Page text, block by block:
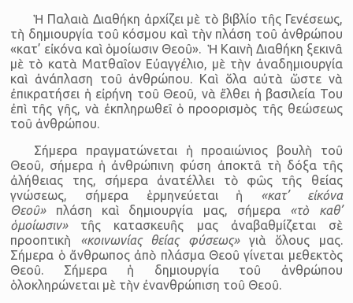
Ἡ Παλαιὰ Διαθήκη ἀρχίζει μὲ τὸ βιβλίο τῆς Γενέσεως,
τὴ δημιουργία τοῦ κόσμου καὶ τὴν πλάση τοῦ ἀνθρώπου
«κατ’ εἰκόνα καὶ ὁμοίωσιν Θεοῦ». Ἡ Καινὴ Διαθήκη ξεκινᾶ
μὲ τὸ κατὰ Ματθαῖον Εὐαγγέλιο, μὲ τὴν ἀναδημιουργία
καὶ ἀνάπλαση τοῦ ἀνθρώπου. Καὶ ὅλα αὐτὰ ὥστε νὰ
ἐπικρατήσει ἡ εἰρήνη τοῦ Θεοῦ, νὰ ἔλθει ἡ βασιλεία Του
ἐπὶ τῆς γῆς, νὰ ἐκπληρωθεῖ ὁ προορισμὸς τῆς θεώσεως
τοῦ ἀνθρώπου.
Σήμερα πραγματώνεται ἡ προαιώνιος βουλὴ τοῦ
Θεοῦ, σήμερα ἡ ἀνθρώπινη φύση ἀποκτᾶ τὴ δόξα τῆς
ἀλήθειας της, σήμερα ἀνατέλλει τὸ φῶς τῆς θείας
γνώσεως, σήμερα ἑρμηνεύεται ἡ «κατ’ εἰκόνα
Θεοῦ»πλάση καὶ δημιουργία μας, σήμερα «τὸ καθ’
ὁμοίωσιν»τῆς κατασκευῆς μας ἀναβαθμίζεται σὲ
προοπτικὴ «κοινωνίας θείας φύσεως»γιὰ ὅλους μας.
Σήμερα ὁ ἄνθρωπος ἀπὸ πλάσμα Θεοῦ γίνεται μεθεκτὸς
Θεοῦ. Σήμερα ἡ δημιουργία τοῦ ἀνθρώπου
ὁλοκληρώνεται μὲ τὴν ἐνανθρώπιση τοῦ Θεοῦ.